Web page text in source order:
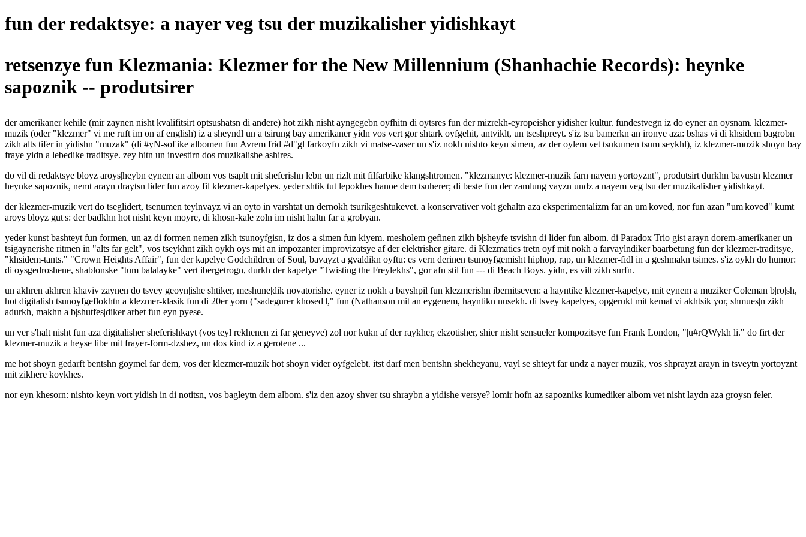
fun der redaktsye: a nayer veg tsu der muzikalisher yidishkayt
retsenzye fun Klezmania: Klezmer for the New Millennium (Shanhachie Records): heynke
sapoznik -- produtsirer
der amerikaner kehile (mir zaynen nisht kvalifitsirt optsushatsn di andere) hot zikh nisht ayngegebn oyfhitn di oytsres fun der mizrekh-eyropeisher yidisher kultur. fundestvegn iz do eyner an oysnam. klezmer-
muzik (oder "klezmer" vi me ruft im on af english) iz a sheyndl un a tsirung bay amerikaner yidn vos vert gor shtark oyfgehit, antviklt, un tseshpreyt. s'iz tsu bamerkn an ironye aza: bshas vi di khsidem bagrobn
zikh alts tifer in yidishn "muzak" (di #yN-sof|ike albomen fun Avrem frid #d"gl farkoyfn zikh vi matse-vaser un s'iz nokh nishto keyn simen, az der oylem vet tsukumen tsum seykhl), iz klezmer-muzik shoyn bay
fraye yidn a lebedike traditsye. zey hitn un investirn dos muzikalishe ashires.
do vil di redaktsye bloyz aroys|heybn eynem an albom vos tsaplt mit sheferishn lebn un rizlt mit filfarbike klangshtromen. "klezmanye: klezmer-muzik farn nayem yortoyznt", produtsirt durkhn bavustn klezmer
heynke sapoznik, nemt arayn draytsn lider fun azoy fil klezmer-kapelyes. yeder shtik tut lepokhes hanoe dem tsuherer; di beste fun der zamlung vayzn undz a nayem veg tsu der muzikalisher yidishkayt.
der klezmer-muzik vert do tseglidert, tsenumen teylnvayz vi an oyto in varshtat un dernokh tsurikgeshtukevet. a konservativer volt gehaltn aza eksperimentalizm far an um|koved, nor fun azan "um|koved" kumt
aroys bloyz gut|s: der badkhn hot nisht keyn moyre, di khosn-kale zoln im nisht haltn far a grobyan.
yeder kunst bashteyt fun formen, un az di formen nemen zikh tsunoyfgisn, iz dos a simen fun kiyem. mesholem gefinen zikh b|sheyfe tsvishn di lider fun albom. di Paradox Trio gist arayn dorem-amerikaner un
tsigaynerishe ritmen in "alts far gelt", vos tseykhnt zikh oykh oys mit an impozanter improvizatsye af der elektrisher gitare. di Klezmatics tretn oyf mit nokh a farvaylndiker baarbetung fun der klezmer-traditsye,
"khsidem-tants." "Crown Heights Affair", fun der kapelye Godchildren of Soul, bavayzt a gvaldikn oyftu: es vern derinen tsunoyfgemisht hiphop, rap, un klezmer-fidl in a geshmakn tsimes. s'iz oykh do humor:
di oysgedroshene, shablonske "tum balalayke" vert ibergetrogn, durkh der kapelye "Twisting the Freylekhs", gor afn stil fun --- di Beach Boys. yidn, es vilt zikh surfn.
un akhren akhren khaviv zaynen do tsvey geoyn|ishe shtiker, meshune|dik novatorishe. eyner iz nokh a bayshpil fun klezmerishn ibernitseven: a hayntike klezmer-kapelye, mit eynem a muziker Coleman b|ro|sh,
hot digitalish tsunoyfgeflokhtn a klezmer-klasik fun di 20er yorn ("sadegurer khosed|l," fun (Nathanson mit an eygenem, hayntikn nusekh. di tsvey kapelyes, opgerukt mit kemat vi akhtsik yor, shmues|n zikh
adurkh, makhn a b|shutfes|diker arbet fun eyn pyese.
un ver s'halt nisht fun aza digitalisher sheferishkayt (vos teyl rekhenen zi far geneyve) zol nor kukn af der raykher, ekzotisher, shier nisht sensueler kompozitsye fun Frank London, "|u#rQWykh li." do firt der
klezmer-muzik a heyse libe mit frayer-form-dzshez, un dos kind iz a gerotene ...
me hot shoyn gedarft bentshn goymel far dem, vos der klezmer-muzik hot shoyn vider oyfgelebt. itst darf men bentshn shekheyanu, vayl se shteyt far undz a nayer muzik, vos shprayzt arayn in tsveytn yortoyznt
mit zikhere koykhes.
nor eyn khesorn: nishto keyn vort yidish in di notitsn, vos bagleytn dem albom. s'iz den azoy shver tsu shraybn a yidishe versye? lomir hofn az sapozniks kumediker albom vet nisht laydn aza groysn feler.